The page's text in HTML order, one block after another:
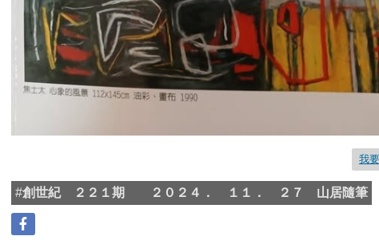
我
#創世紀 ２２１期 ２０２４． １１． ２７ 山居隨筆